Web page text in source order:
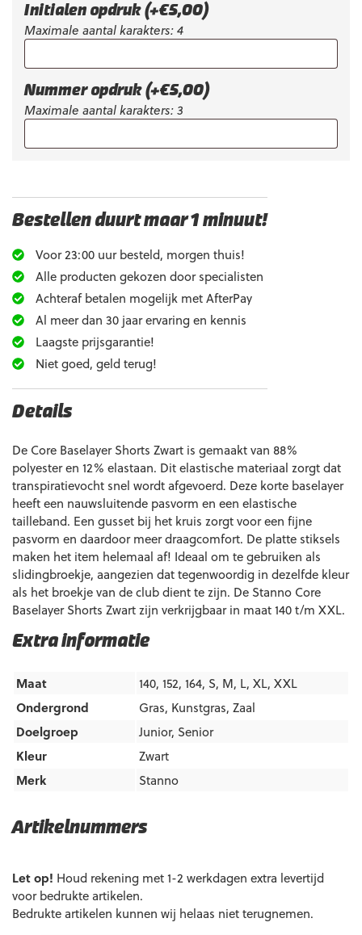
€20,99.
€18,90.
Initialen opdruk (+€5,00)
Maximale aantal karakters: 4
Nummer opdruk (+€5,00)
Maximale aantal karakters: 3
Artikelnummers
8720851115501
Maat: 140
8720851115525
Maat: 164
Let op! Houd rekening met 1-2 werkdagen extra levertijd
voor bedrukte artikelen.
Bedrukte artikelen kunnen wij helaas niet terugnemen.
Bestellen duurt maar 1 minuut!
Voor 23:00 uur besteld, morgen thuis!
Alle producten gekozen door specialisten
Achteraf betalen mogelijk met AfterPay
Al meer dan 30 jaar ervaring en kennis
Laagste prijsgarantie!
Niet goed, geld terug!
Extra informatie
Maat
140, 152, 164, S, M, L, XL, XXL
Ondergrond
Gras, Kunstgras, Zaal
Doelgroep
Junior, Senior
Kleur
Zwart
Merk
Stanno
Details
De Core Baselayer Shorts Zwart is gemaakt van 88%
polyester en 12% elastaan. Dit elastische materiaal zorgt dat
transpiratievocht snel wordt afgevoerd. Deze korte baselayer
heeft een nauwsluitende pasvorm en een elastische
tailleband. Een gusset bij het kruis zorgt voor een fijne
pasvorm en daardoor meer draagcomfort. De platte stiksels
maken het item helemaal af! Ideaal om te gebruiken als
slidingbroekje, aangezien dat tegenwoordig in dezelfde kleur
als het broekje van de club dient te zijn. De Stanno Core
Baselayer Shorts Zwart zijn verkrijgbaar in maat 140 t/m XXL.